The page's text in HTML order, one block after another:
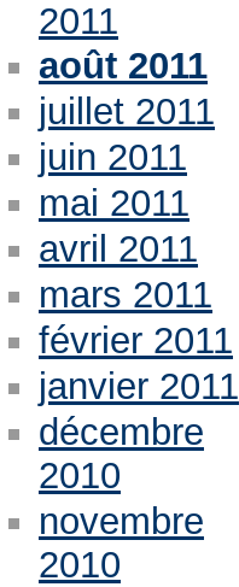
2011
août 2011
juillet 2011
juin 2011
mai 2011
avril 2011
mars 2011
février 2011
janvier 2011
décembre
2010
novembre
2010